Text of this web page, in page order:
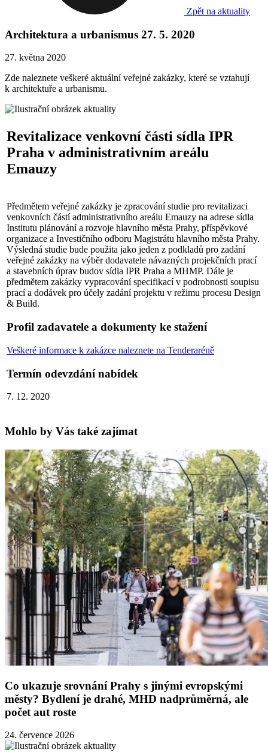
Zpět na aktuality
Architektura a urbanismus 27. 5. 2020
27. května 2020
Zde naleznete veškeré aktuální veřejné zakázky, které se vztahují
k architektuře a urbanismu.
Revitalizace venkovní části sídla IPR
Praha v administrativním areálu
Emauzy
Předmětem veřejné zakázky je zpracování studie pro revitalizaci
venkovních částí administrativního areálu Emauzy na adrese sídla
Institutu plánování a rozvoje hlavního města Prahy, příspěvkové
organizace a Investičního odboru Magistrátu hlavního města Prahy.
Výsledná studie bude použita jako jeden z podkladů pro zadání
veřejné zakázky na výběr dodavatele návazných projekčních prací
a stavebních úprav budov sídla IPR Praha a MHMP. Dále je
předmětem zakázky vypracování specifikací v podrobnosti soupisu
prací a dodávek pro účely zadání projektu v režimu procesu Design
& Build.
Profil zadavatele a dokumenty ke stažení
Veškeré informace k zakázce naleznete na Tenderaréně
Termín odevzdání nabídek
7. 12. 2020
Mohlo by Vás také zajímat
Co ukazuje srovnání Prahy s jinými evropskými
městy? Bydlení je drahé, MHD nadprůměrná, ale
počet aut roste
24. července 2026